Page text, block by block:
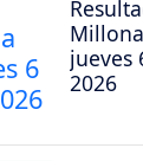
jueves
2026